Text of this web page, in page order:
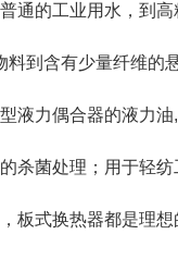
通的工业用水，到
到含有少量纤维的
力偶合器的液力油
杀菌处理；用于轻
板式换热器都是理